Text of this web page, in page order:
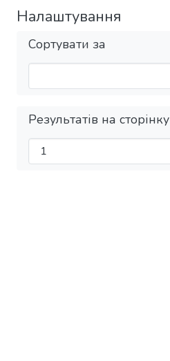
Налаштування
Сортувати за
Результатів на сторінку